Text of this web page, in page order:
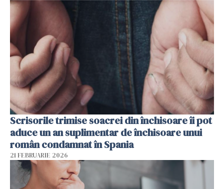
Scrisorile trimise soacrei din închisoare îi pot
aduce un an suplimentar de închisoare unui
român condamnat în Spania
21 FEBRUARIE 2026